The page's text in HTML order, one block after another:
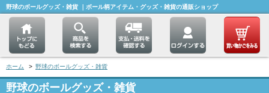
野球のボールグッズ・雑貨 ｜ボール柄アイテム・グッズ・雑貨の通販ショップ
ホーム > 野球のボールグッズ・雑貨
野球のボールグッズ・雑貨